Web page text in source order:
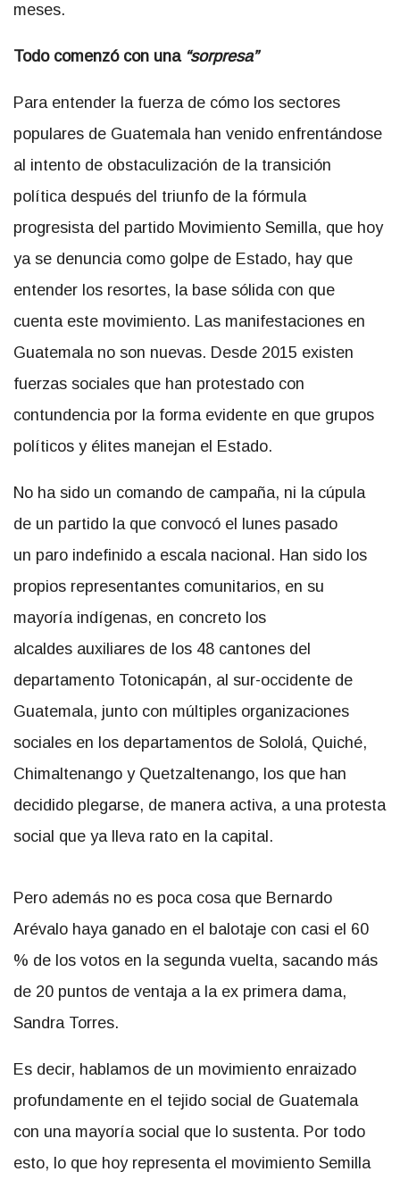
meses.
Todo comenzó con una “sorpresa”
Para entender la fuerza de cómo los sectores
populares de Guatemala han venido enfrentándose
al intento de obstaculización de la transición
política después del triunfo de la fórmula
progresista del partido Movimiento Semilla, que hoy
ya se denuncia como golpe de Estado, hay que
entender los resortes, la base sólida con que
cuenta este movimiento. Las manifestaciones en
Guatemala no son nuevas. Desde 2015 existen
fuerzas sociales que han protestado con
contundencia por la forma evidente en que grupos
políticos y élites manejan el Estado.
No ha sido un comando de campaña, ni la cúpula
de un partido la que convocó el lunes pasado
un paro indefinido a escala nacional. Han sido los
propios representantes comunitarios, en su
mayoría indígenas, en concreto los
alcaldes auxiliares de los 48 cantones del
departamento Totonicapán, al sur-occidente de
Guatemala, junto con múltiples organizaciones
sociales en los departamentos de Sololá, Quiché,
Chimaltenango y Quetzaltenango, los que han
decidido plegarse, de manera activa, a una protesta
social que ya lleva rato en la capital.
Pero además no es poca cosa que Bernardo
Arévalo haya ganado en el balotaje con casi el 60
% de los votos en la segunda vuelta, sacando más
de 20 puntos de ventaja a la ex primera dama,
Sandra Torres.
Es decir, hablamos de un movimiento enraizado
profundamente en el tejido social de Guatemala
con una mayoría social que lo sustenta. Por todo
esto, lo que hoy representa el movimiento Semilla